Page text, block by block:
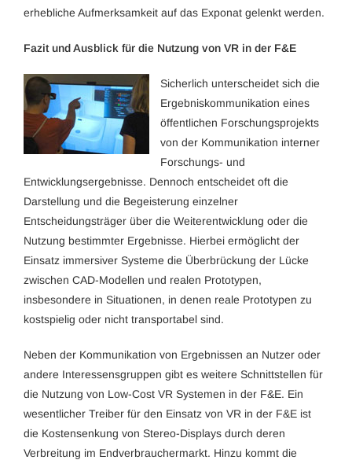
erhebliche Aufmerksamkeit auf das Exponat gelenkt werden.
Fazit und Ausblick für die Nutzung von VR in der F&E
Sicherlich unterscheidet sich die
Ergebniskommunikation eines
öffentlichen Forschungsprojekts
von der Kommunikation interner
Forschungs- und
Entwicklungsergebnisse. Dennoch entscheidet oft die
Darstellung und die Begeisterung einzelner
Entscheidungsträger über die Weiterentwicklung oder die
Nutzung bestimmter Ergebnisse. Hierbei ermöglicht der
Einsatz immersiver Systeme die Überbrückung der Lücke
zwischen CAD-Modellen und realen Prototypen,
insbesondere in Situationen, in denen reale Prototypen zu
kostspielig oder nicht transportabel sind.
Neben der Kommunikation von Ergebnissen an Nutzer oder
andere Interessensgruppen gibt es weitere Schnittstellen für
die Nutzung von Low-Cost VR Systemen in der F&E. Ein
wesentlicher Treiber für den Einsatz von VR in der F&E ist
die Kostensenkung von Stereo-Displays durch deren
Verbreitung im Endverbrauchermarkt. Hinzu kommt die